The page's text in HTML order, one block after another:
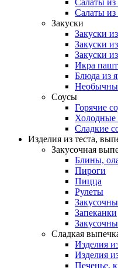
Салаты
Закуски
Закуски
Закуски
Закуски
Икра
Блюда из
Соусы
Горячие
Холодные
Сладкие
Изделия из теста,
Закусочная
Блины,
Пироги
Пицца
Рулеты
Запеканки
Сладкая
Изделия
Изделия
Печенье,